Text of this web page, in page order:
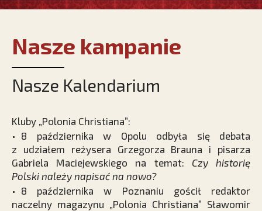
Nasze kampanie
Nasze Kalendarium
Kluby „Polonia Christiana”:
• 8 października w Opolu odbyła się debata
z udziałem reżysera Grzegorza Brauna i pisarza
Gabriela Maciejewskiego na temat: Czy historię
Polski należy napisać na nowo?
• 8 października w Poznaniu gościł redaktor
naczelny magazynu „Polonia Christiana” Sławomir